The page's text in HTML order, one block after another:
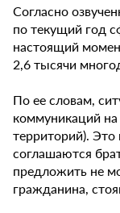
Согласно
по текущий год
настоящий
2,6 тысячи
По ее словам,
коммуникаций
территорий).
соглашаются
предложить не
гражданина,